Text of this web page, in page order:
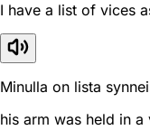
I have a list of vices
Minulla on lista
his arm was held in